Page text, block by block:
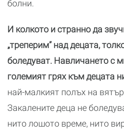
болни.
И колкото и странно да
„треперим” над децата,
боледуват. Навличането с
големият грях към децата
най-малкият полъх на
Закалените деца не
нито лошото време, нито